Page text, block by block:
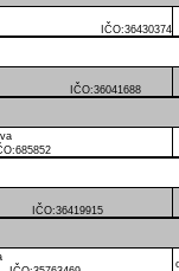
IČO:36430374